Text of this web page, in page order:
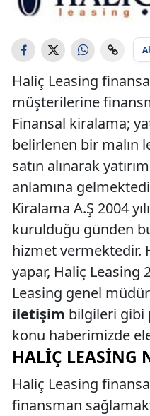
Haliç Leasing
müşterilerine
Finansal kiralama;
belirlenen bir malın
satın alınarak
anlamına
Kiralama A.Ş 2004
kurulduğu günden
hizmet vermektedir.
yapar, Haliç Leasing
Leasing genel
iletişim bilgileri gibi
konu haberimizde ele
HALIÇ LEASING
Haliç Leasing
finansman